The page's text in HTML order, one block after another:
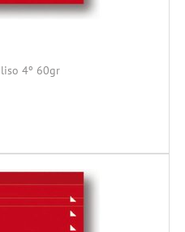
4º 60gr